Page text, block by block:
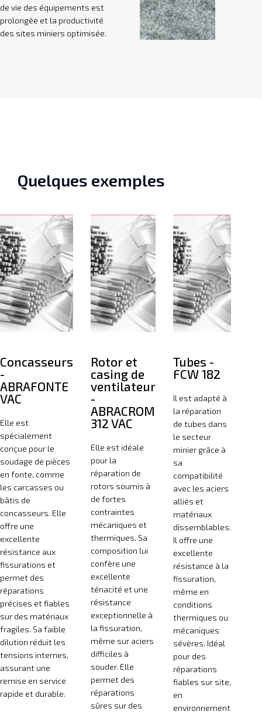
de vie des équipements est
prolongée et la productivité
des sites miniers optimisée.
Quelques exemples
Concasseurs
-
ABRAFONTE
VAC
Elle est
spécialement
conçue pour le
soudage de pièces
en fonte, comme
les carcasses ou
bâtis de
concasseurs. Elle
offre une
excellente
résistance aux
fissurations et
permet des
réparations
précises et fiables
sur des matériaux
fragiles. Sa faible
dilution réduit les
tensions internes,
assurant une
remise en service
rapide et durable.
Rotor et
casing de
ventilateur
-
ABRACROM
312 VAC
Elle est idéale
pour la
réparation de
rotors soumis à
de fortes
contraintes
mécaniques et
thermiques. Sa
composition lui
confère une
excellente
ténacité et une
résistance
exceptionnelle à
la fissuration,
même sur aciers
difficiles à
souder. Elle
permet des
réparations
sûres sur des
Tubes -
FCW 182
Il est adapté à
la réparation
de tubes dans
le secteur
minier grâce à
sa
compatibilité
avec les aciers
alliés et
matériaux
dissemblables.
Il offre une
excellente
résistance à la
fissuration,
même en
conditions
thermiques ou
mécaniques
sévères. Idéal
pour des
réparations
fiables sur site,
en
environnement